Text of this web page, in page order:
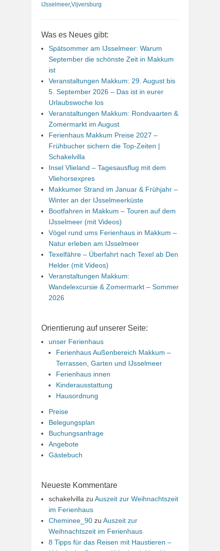
IJsselmeer,Vijversburg
Was es Neues gibt:
Spätsommer am IJsselmeer: Warum
September die schönste Zeit in Makkum
ist
Veranstaltungen Makkum: 29. August bis
5. September 2026 – Das ist in eurer
Urlaubswoche los
Veranstaltungen Makkum: Rondvaarten &
Zomermarkt im August
Ferienhaus Makkum Preise 2027 –
Frühbucher sichern die Top-Zeiten |
Schakelvilla
Insel Vlieland – Tagesausflug mit dem
Vliehorsexpres
Makkumer Strand im Januar & Frühjahr –
Winter an der IJsselmeerküste
Bootfahren in Makkum – Touren auf dem
IJsselmeer (mit Videos)
Vögel rund ums Ferienhaus in Makkum –
Natur erleben am IJsselmeer
Texelfähre – Überfahrt nach Texel ab Den
Helder (mit Videos)
Veranstaltungen Makkum:
Wandelexcursie & Zomermarkt – Sommer
2026
Orientierung auf unserer Seite:
unser Ferienhaus
Ferienhaus Außenbereich Makkum –
Terrassen, Garten und IJsselmeer
Ferienhaus innen
Kinderausstattung
Hausordnung
Preise
Belegungsplan
Buchungsanfrage
Angebote
Gästebuch
Neueste Kommentare
schakelvilla zu Auszeit zur Weihnachtszeit
im Ferienhaus
Cheminee_90 zu Auszeit zur
Weihnachtszeit im Ferienhaus
8 Tipps für das Reisen mit Haustieren –